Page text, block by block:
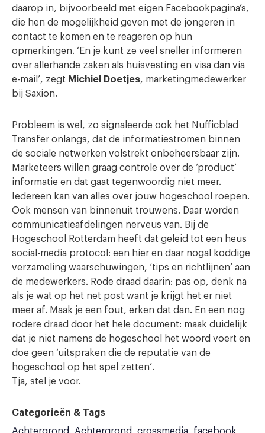
daarop in, bijvoorbeeld met eigen Facebookpagina’s,
die hen de mogelijkheid geven met de jongeren in
contact te komen en te reageren op hun
opmerkingen. ‘En je kunt ze veel sneller informeren
over allerhande zaken als huisvesting en visa dan via
e-mail’, zegt Michiel Doetjes, marketingmedewerker
bij Saxion.
Probleem is wel, zo signaleerde ook het Nufficblad
Transfer onlangs, dat de informatiestromen binnen
de sociale netwerken volstrekt onbeheersbaar zijn.
Marketeers willen graag controle over de ‘product’
informatie en dat gaat tegenwoordig niet meer.
Iedereen kan van alles over jouw hogeschool roepen.
Ook mensen van binnenuit trouwens. Daar worden
communicatieafdelingen nerveus van. Bij de
Hogeschool Rotterdam heeft dat geleid tot een heus
social-media protocol: een hier en daar nogal koddige
verzameling waarschuwingen, ‘tips en richtlijnen’ aan
de medewerkers. Rode draad daarin: pas op, denk na
als je wat op het net post want je krijgt het er niet
meer af. Maak je een fout, erken dat dan. En een nog
rodere draad door het hele document: maak duidelijk
dat je niet namens de hogeschool het woord voert en
doe geen ‘uitspraken die de reputatie van de
hogeschool op het spel zetten’.
Tja, stel je voor.
Categorieën & Tags